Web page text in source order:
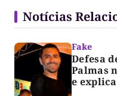
Notícias
Fake
Defesa
Palmas
e